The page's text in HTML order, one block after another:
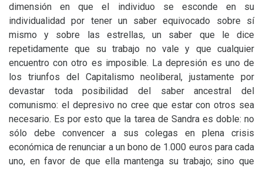
dimensión en que el individuo se esconde en su
individualidad por tener un saber equivocado sobre sí
mismo y sobre las estrellas, un saber que le dice
repetidamente que su trabajo no vale y que cualquier
encuentro con otro es imposible. La depresión es uno de
los triunfos del Capitalismo neoliberal, justamente por
devastar toda posibilidad del saber ancestral del
comunismo: el depresivo no cree que estar con otros sea
necesario. Es por esto que la tarea de Sandra es doble: no
sólo debe convencer a sus colegas en plena crisis
económica de renunciar a un bono de 1.000 euros para cada
uno, en favor de que ella mantenga su trabajo; sino que